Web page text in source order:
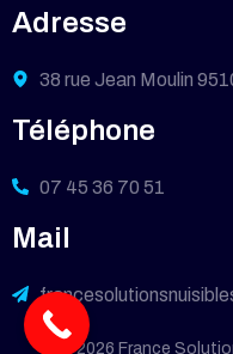
Adresse
38 rue Jean Moulin
Téléphone
07 45 36 70 51
Mail
© 2026 France